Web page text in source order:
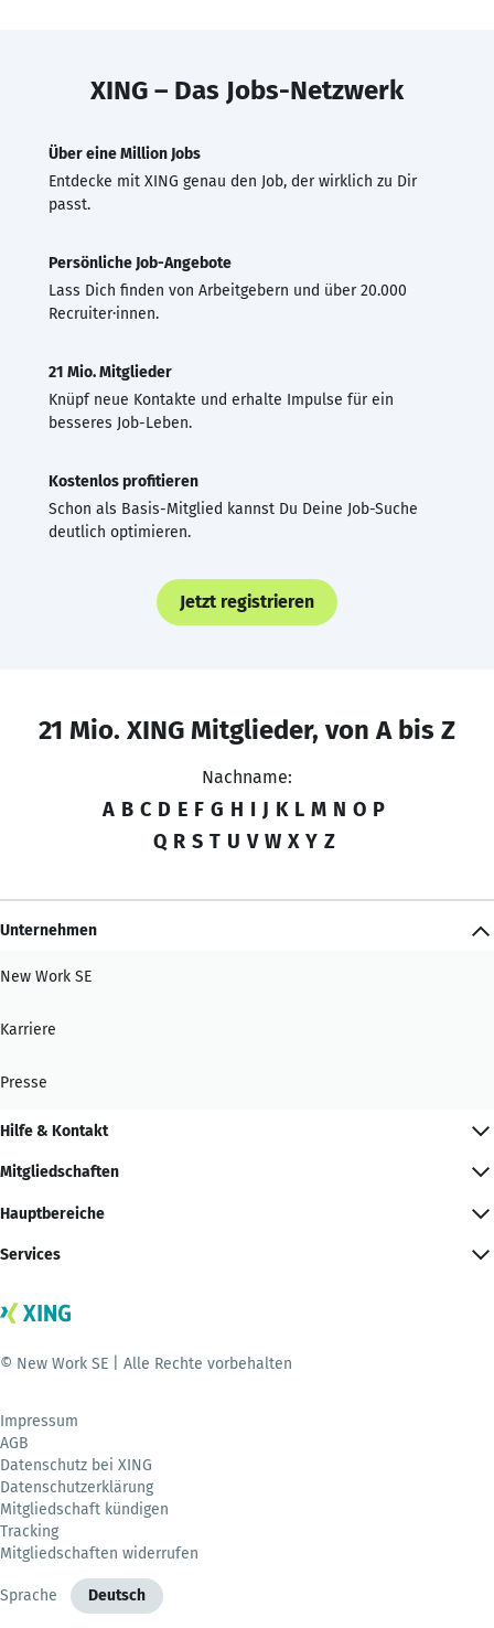
XING – Das Jobs-Netzwerk
Über eine Million Jobs
Entdecke mit XING genau den Job, der wirklich zu Dir
passt.
Persönliche Job-Angebote
Lass Dich finden von Arbeitgebern und über 20.000
Recruiter·innen.
21 Mio. Mitglieder
Knüpf neue Kontakte und erhalte Impulse für ein
besseres Job-Leben.
Kostenlos profitieren
Schon als Basis-Mitglied kannst Du Deine Job-Suche
deutlich optimieren.
Jetzt registrieren
21 Mio. XING Mitglieder, von A bis Z
Nachname:
A B C D E F G H I J K L M N O P
Q R S T U V W X Y Z
Unternehmen
New Work SE
Karriere
Presse
Hilfe & Kontakt
Mitgliedschaften
Hauptbereiche
Services
© New Work SE | Alle Rechte vorbehalten
Impressum
AGB
Datenschutz bei XING
Datenschutzerklärung
Mitgliedschaft kündigen
Tracking
Mitgliedschaften widerrufen
Sprache Deutsch